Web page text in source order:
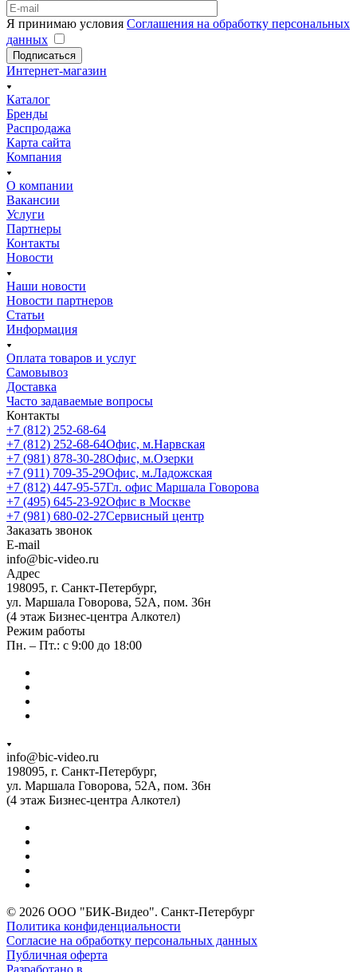
Я принимаю условия Соглашения на обработку персональных
данных
Подписаться
Интернет-магазин
Каталог
Бренды
Распродажа
Карта сайта
Компания
О компании
Вакансии
Услуги
Партнеры
Контакты
Новости
Наши новости
Новости партнеров
Статьи
Информация
Оплата товаров и услуг
Самовывоз
Доставка
Часто задаваемые вопросы
Контакты
+7 (812) 252-68-64
+7 (812) 252-68-64Офис, м.Нарвская
+7 (981) 878-30-28Офис, м.Озерки
+7 (911) 709-35-29Офис, м.Ладожская
+7 (812) 447-95-57Гл. офис Маршала Говорова
+7 (495) 645-23-92Офис в Москве
+7 (981) 680-02-27Сервисный центр
Заказать звонок
E-mail
info@bic-video.ru
Адрес
198095, г. Санкт-Петербург,
ул. Маршала Говорова, 52А, пом. 36н
(4 этаж Бизнес-центра Алкотел)
Режим работы
Пн. – Пт.: с 9:00 до 18:00
info@bic-video.ru
198095, г. Санкт-Петербург,
ул. Маршала Говорова, 52А, пом. 36н
(4 этаж Бизнес-центра Алкотел)
© 2026 ООО "БИК-Видео". Санкт-Петербург
Политика конфиденциальности
Согласие на обработку персональных данных
Публичная оферта
Разработано в